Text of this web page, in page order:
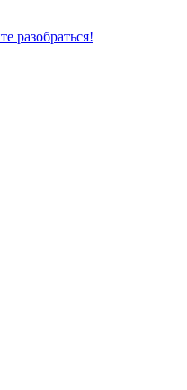
разобраться!